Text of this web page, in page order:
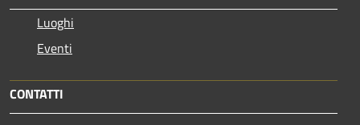
Luoghi
Eventi
CONTATTI